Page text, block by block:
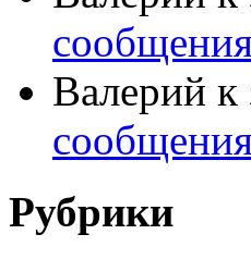
Валерий к
Рубрики